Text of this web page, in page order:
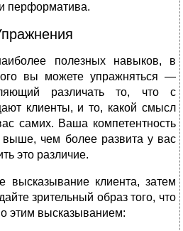
перформатива.
полезных навыков, в
вы можете упражняться —
различать то, что с
клиенты, и то, какой смысл
самих. Ваша компетентность
выше, чем более развита у вас
это различие.
высказывание клиента, затем
зрительный образ того, что
этим высказыванием: